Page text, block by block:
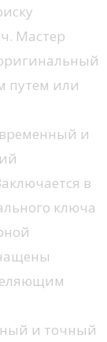
Мастер
путем или
и
в
ключа
и точный